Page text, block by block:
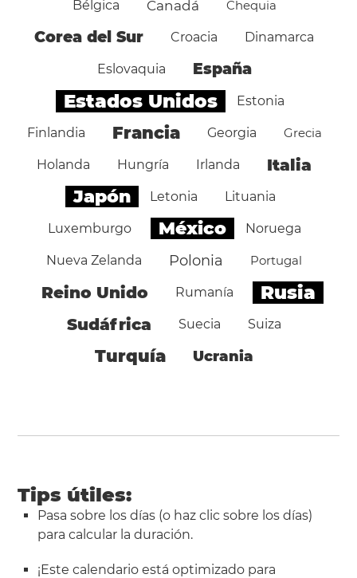
Bélgica Canadá Chequia
Corea del Sur Croacia Dinamarca
Eslovaquia España
Estados Unidos Estonia
Finlandia Francia Georgia Grecia
Holanda Hungría Irlanda Italia
Japón Letonia Lituania
Luxemburgo México Noruega
Nueva Zelanda Polonia Portugal
Reino Unido Rumanía Rusia
Sudáfrica Suecia Suiza
Turquía Ucrania
Tips útiles:
Pasa sobre los días (o haz clic sobre los días)
para calcular la duración.
¡Este calendario está optimizado para